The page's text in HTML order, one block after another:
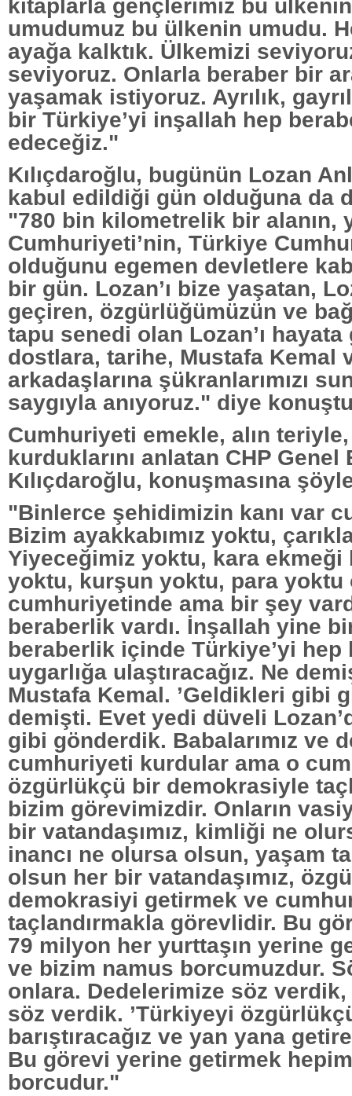
kitaplarla gençlerimiz bu
umudumuz bu ülkenin umudu.
ayağa kalktık. Ülkemizi
seviyoruz. Onlarla beraber bir
yaşamak istiyoruz. Ayrılık,
bir Türkiye’yi inşallah hep
edeceğiz."
Kılıçdaroğlu, bugünün Lozan
kabul edildiği gün olduğuna da
"780 bin kilometrelik bir alanın,
Cumhuriyeti’nin, Türkiye
olduğunu egemen devletlere
bir gün. Lozan’ı bize yaşatan,
geçiren, özgürlüğümüzün ve
tapu senedi olan Lozan’ı
dostlara, tarihe, Mustafa Kemal
arkadaşlarına şükranlarımızı
saygıyla anıyoruz." diye
Cumhuriyeti emekle, alın
kurduklarını anlatan CHP Genel
Kılıçdaroğlu, konuşmasına
"Binlerce şehidimizin kanı var
Bizim ayakkabımız yoktu,
Yiyeceğimiz yoktu, kara
yoktu, kurşun yoktu, para yoktu
cumhuriyetinde ama bir şey
beraberlik vardı. İnşallah yine
beraberlik içinde Türkiye’yi
uygarlığa ulaştıracağız. Ne
Mustafa Kemal. ’Geldikleri gibi
demişti. Evet yedi düveli
gibi gönderdik. Babalarımız ve
cumhuriyeti kurdular ama o
özgürlükçü bir demokrasiyle
bizim görevimizdir. Onların
bir vatandaşımız, kimliği ne
inancı ne olursa olsun, yaşam
olsun her bir vatandaşımız,
demokrasiyi getirmek ve
taçlandırmakla görevlidir. Bu
79 milyon her yurttaşın yerine
ve bizim namus borcumuzdur.
onlara. Dedelerimize söz verdik,
söz verdik. ’Türkiyeyi
barıştıracağız ve yan yana
Bu görevi yerine getirmek
borcudur."